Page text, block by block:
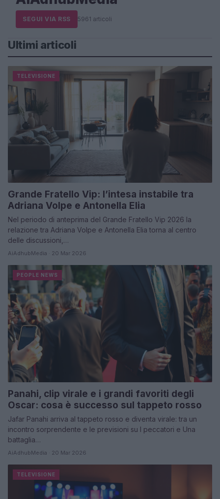
SEGUI VIA RSS 5961 articoli
Ultimi articoli
TELEVISIONE
Grande Fratello Vip: l’intesa instabile tra
Adriana Volpe e Antonella Elia
Nel periodo di anteprima del Grande Fratello Vip 2026 la
relazione tra Adriana Volpe e Antonella Elia torna al centro
delle discussioni,…
AiAdhubMedia · 20 Mar 2026
PEOPLE NEWS
Panahi, clip virale e i grandi favoriti degli
Oscar: cosa è successo sul tappeto rosso
Jafar Panahi arriva al tappeto rosso e diventa virale: tra un
incontro sorprendente e le previsioni su I peccatori e Una
battaglia…
AiAdhubMedia · 20 Mar 2026
TELEVISIONE